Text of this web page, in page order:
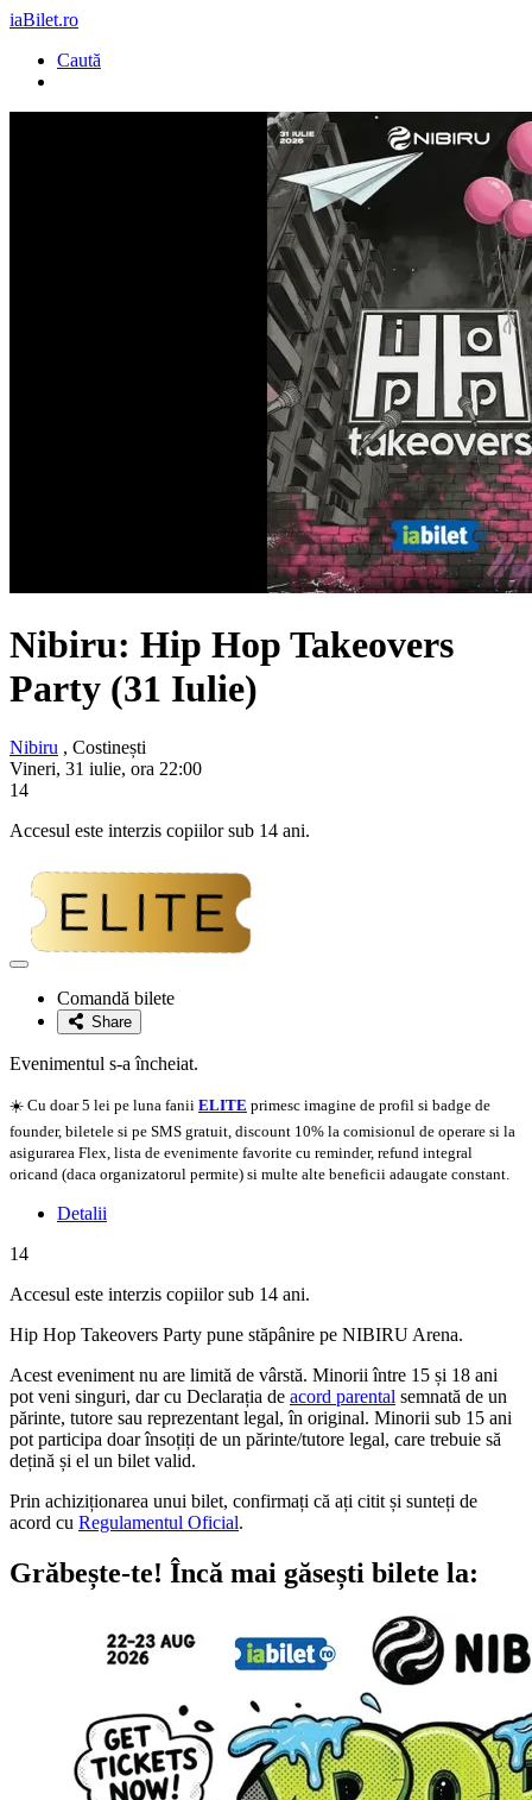
iaBilet.ro
Caută
Nibiru: Hip Hop Takeovers
Party (31 Iulie)
Nibiru , Costinești
Vineri, 31 iulie, ora 22:00
14
Accesul este interzis copiilor sub 14 ani.
Adaugă
favoriteComandă bilete
Share
Evenimentul s-a încheiat.
☀️ Cu doar 5 lei pe luna fanii ELITE primesc imagine de profil si badge de
founder, biletele si pe SMS gratuit, discount 10% la comisionul de operare si la
asigurarea Flex, lista de evenimente favorite cu reminder, refund integral
oricand (daca organizatorul permite) si multe alte beneficii adaugate constant.
Detalii
14
Accesul este interzis copiilor sub 14 ani.
Hip Hop Takeovers Party pune stăpânire pe NIBIRU Arena.
Acest eveniment nu are limită de vârstă. Minorii între 15 și 18 ani
pot veni singuri, dar cu Declarația de acord parental semnată de un
părinte, tutore sau reprezentant legal, în original. Minorii sub 15 ani
pot participa doar însoțiți de un părinte/tutore legal, care trebuie să
dețină și el un bilet valid.
Prin achiziționarea unui bilet, confirmați că ați citit și sunteți de
acord cu Regulamentul Oficial.
Grăbește-te! Încă mai găsești bilete la: